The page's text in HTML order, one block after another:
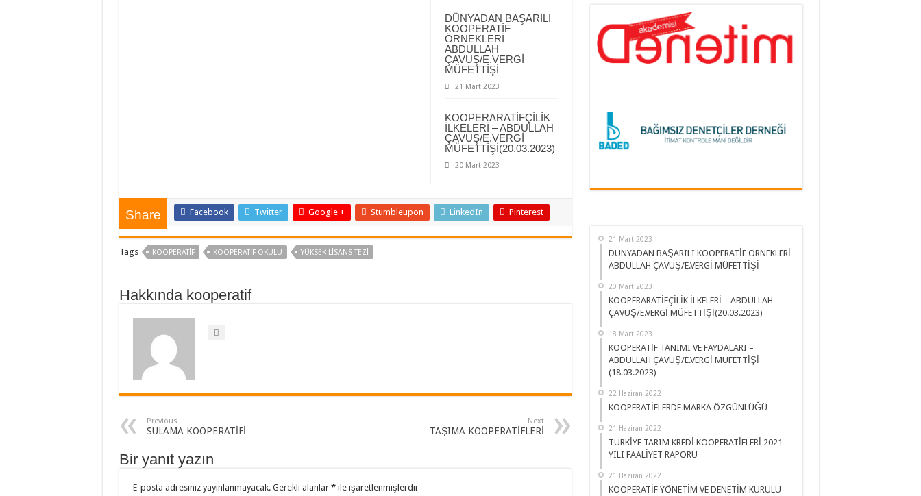
DÜNYADAN BAŞARILI
KOOPERATİF
ÖRNEKLERİ
ABDULLAH
ÇAVUŞ/E.VERGİ
MÜFETTİŞİ
21 Mart 2023
KOOPERARATİFÇİLİK
İLKELERİ – ABDULLAH
ÇAVUŞ/E.VERGİ
MÜFETTİŞİ(20.03.2023)
20 Mart 2023
Share Facebook Twitter Google + Stumbleupon LinkedIn Pinterest
Tags KOOPERATIF KOOPERATIF OKULU YÜKSEK LİSANS TEZİ
Hakkında kooperatif
Previous
SULAMA KOOPERATİFİ
Next
TAŞIMA KOOPERATİFLERİ
Bir yanıt yazın
E-posta adresiniz yayınlanmayacak. Gerekli alanlar *ile işaretlenmişlerdir
21 Mart 2023
DÜNYADAN BAŞARILI KOOPERATİF ÖRNEKLERİ
ABDULLAH ÇAVUŞ/E.VERGİ MÜFETTİŞİ
20 Mart 2023
KOOPERARATİFÇİLİK İLKELERİ – ABDULLAH
ÇAVUŞ/E.VERGİ MÜFETTİŞİ(20.03.2023)
18 Mart 2023
KOOPERATİF TANIMI VE FAYDALARI –
ABDULLAH ÇAVUŞ/E.VERGİ MÜFETTİŞİ
(18.03.2023)
22 Haziran 2022
KOOPERATİFLERDE MARKA ÖZGÜNLÜĞÜ
21 Haziran 2022
TÜRKİYE TARIM KREDİ KOOPERATİFLERİ 2021
YILI FAALİYET RAPORU
21 Haziran 2022
KOOPERATİF YÖNETİM VE DENETİM KURULU